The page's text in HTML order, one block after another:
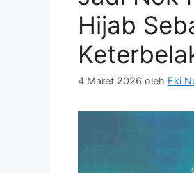
Hijab
4 Maret 2026 oleh Eki